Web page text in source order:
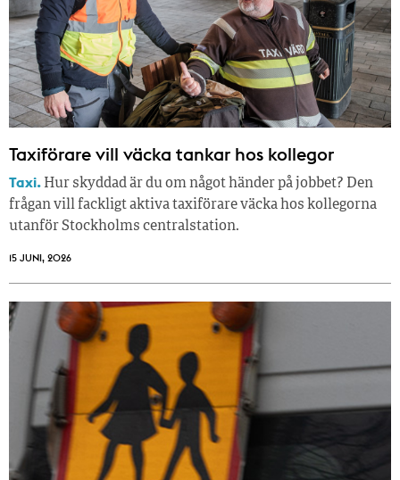
Taxiförare vill väcka tankar hos kollegor
Taxi. Hur skyddad är du om något händer på jobbet? Den
frågan vill fackligt aktiva taxiförare väcka hos kollegorna
utanför Stockholms centralstation.
15 JUNI, 2026